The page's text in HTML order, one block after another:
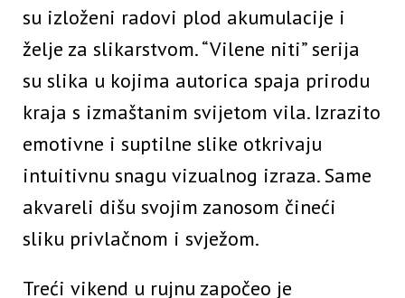
su izloženi radovi plod akumulacije i
želje za slikarstvom. “Vilene niti” serija
su slika u kojima autorica spaja prirodu
kraja s izmaštanim svijetom vila. Izrazito
emotivne i suptilne slike otkrivaju
intuitivnu snagu vizualnog izraza. Same
akvareli dišu svojim zanosom čineći
sliku privlačnom i svježom.
Treći vikend u rujnu započeo je